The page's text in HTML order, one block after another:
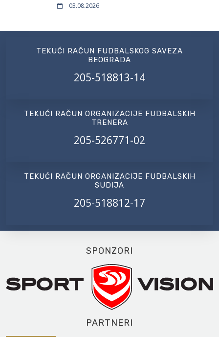
03.08.2026
TEKUĆI RAČUN FUDBALSKOG SAVEZA
BEOGRADA
205-518813-14
TEKUĆI RAČUN ORGANIZACIJE FUDBALSKIH
TRENERA
205-526771-02
TEKUĆI RAČUN ORGANIZACIJE FUDBALSKIH
SUDIJA
205-518812-17
SPONZORI
PARTNERI